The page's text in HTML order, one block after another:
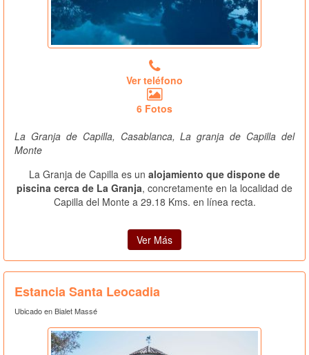
Ver teléfono
6 Fotos
La Granja de Capilla, Casablanca, La granja de Capilla del
Monte
La Granja de Capilla es un alojamiento que dispone de
piscina cerca de La Granja, concretamente en la localidad de
Capilla del Monte a 29.18 Kms. en línea recta.
Ver Más
Estancia Santa Leocadia
Ubicado en Bialet Massé